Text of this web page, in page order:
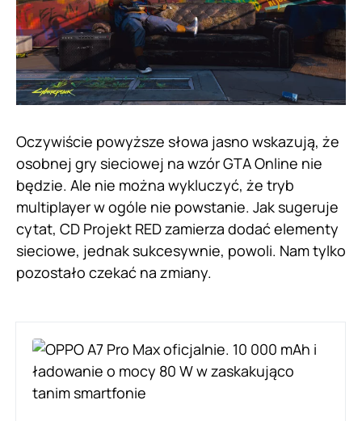
Oczywiście powyższe słowa jasno wskazują, że
osobnej gry sieciowej na wzór GTA Online nie
będzie. Ale nie można wykluczyć, że tryb
multiplayer w ogóle nie powstanie. Jak sugeruje
cytat, CD Projekt RED zamierza dodać elementy
sieciowe, jednak sukcesywnie, powoli. Nam tylko
pozostało czekać na zmiany.